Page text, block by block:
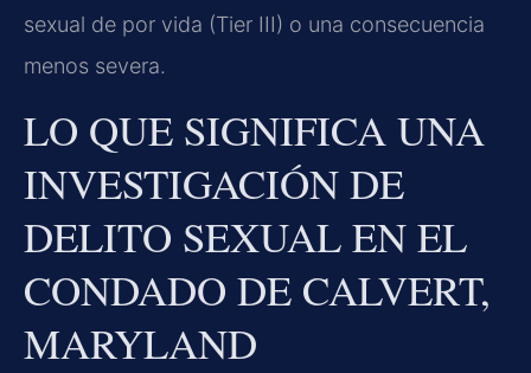
sexual de por vida (Tier III) o una consecuencia
menos severa.
LO QUE SIGNIFICA UNA
INVESTIGACIÓN DE
DELITO SEXUAL EN EL
CONDADO DE CALVERT,
MARYLAND